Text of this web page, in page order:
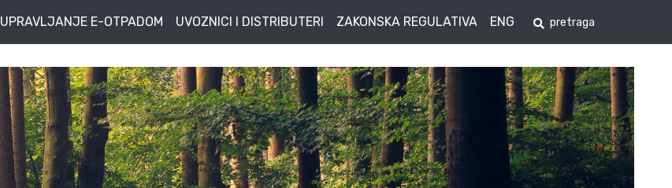
UPRAVLJANJE E-OTPADOM UVOZNICI I DISTRIBUTERI ZAKONSKA REGULATIVA ENG